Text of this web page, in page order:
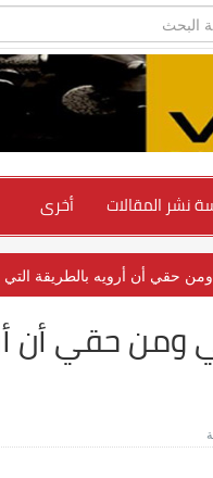
نشر المقالات أخرى
حقي أن أرويه بالطريقة التي
حقي أن